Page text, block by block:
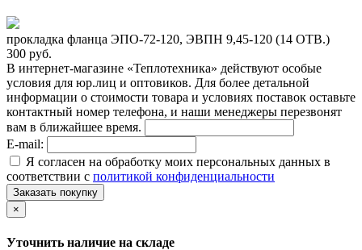
прокладка фланца ЭПО-72-120, ЭВПН 9,45-120 (14 ОТВ.)
300 руб.
В интернет-магазине «Теплотехника» действуют особые
условия для юр.лиц и оптовиков. Для более детальной
информации о стоимости товара и условиях поставок оставьте
контактный номер телефона, и наши менеджеры перезвонят
вам в ближайшее время.
E-mail:
Я согласен на обработку моих персональных данных в
соответствии с политикой конфиденциальности
Заказать покупку
×
Уточнить наличие на складе